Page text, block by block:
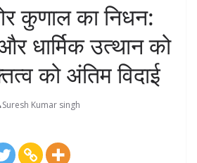
कुणाल का निधन:
धार्मिक उत्थान को
को अंतिम विदाई
Suresh Kumar singh